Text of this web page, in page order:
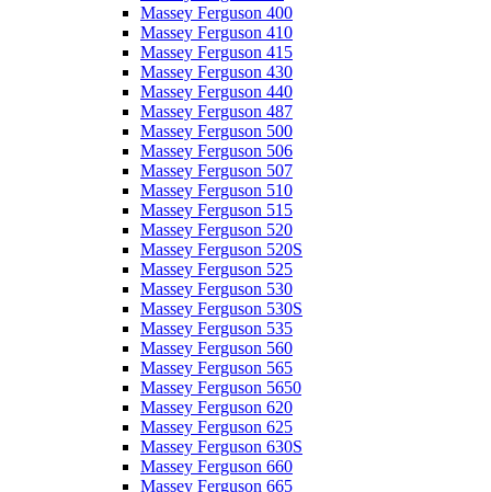
Massey Ferguson 400
Massey Ferguson 410
Massey Ferguson 415
Massey Ferguson 430
Massey Ferguson 440
Massey Ferguson 487
Massey Ferguson 500
Massey Ferguson 506
Massey Ferguson 507
Massey Ferguson 510
Massey Ferguson 515
Massey Ferguson 520
Massey Ferguson 520S
Massey Ferguson 525
Massey Ferguson 530
Massey Ferguson 530S
Massey Ferguson 535
Massey Ferguson 560
Massey Ferguson 565
Massey Ferguson 5650
Massey Ferguson 620
Massey Ferguson 625
Massey Ferguson 630S
Massey Ferguson 660
Massey Ferguson 665